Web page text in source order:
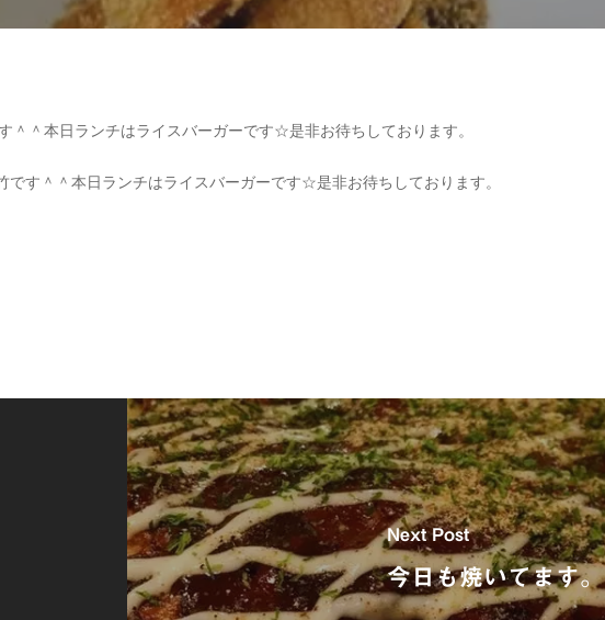
＾＾本日ランチはライスバーガーです☆是非お待ちしております。
です＾＾本日ランチはライスバーガーです☆是非お待ちしております。
Next Post
今日も焼いてます。